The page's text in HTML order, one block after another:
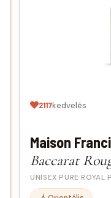
2117kedvelés
Maison
Baccarat
UNISEX PURE ROYAL